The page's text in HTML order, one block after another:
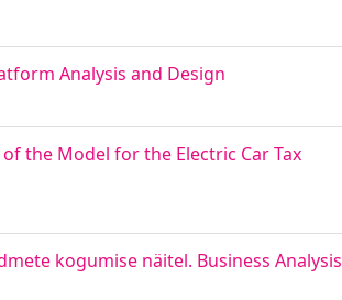
Analysis and Design
the Model for the Electric Car Tax
kogumise näitel. Business Analysis